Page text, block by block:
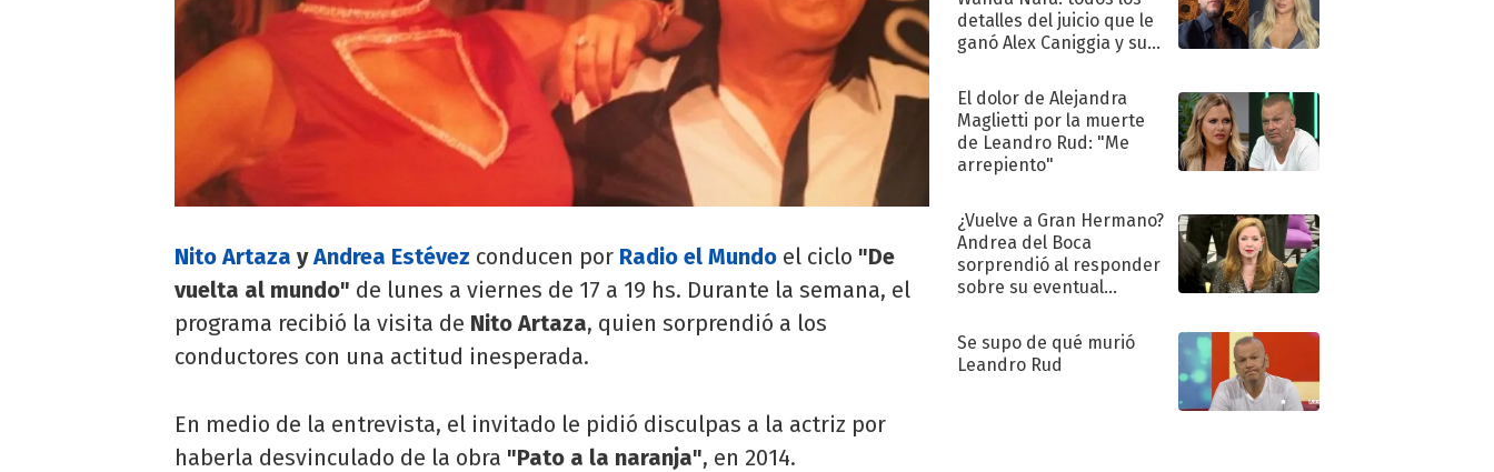
Nito Artaza yAndrea Estévez conducen por Radio el Mundo el ciclo "De
vuelta al mundo" de lunes a viernes de 17 a 19 hs. Durante la semana, el
programa recibió la visita de Nito Artaza, quien sorprendió a los
conductores con una actitud inesperada.
En medio de la entrevista, el invitado le pidió disculpas a la actriz por
haberla desvinculado de la obra "Pato a la naranja", en 2014.
detalles del juicio que le
ganó Alex Caniggia y sus
El dolor de Alejandra
Maglietti por la muerte
de Leandro Rud: "Me
arrepiento"
¿Vuelve a Gran Hermano?
Andrea del Boca
sorprendió al responder
sobre su eventual
Se supo de qué murió
Leandro Rud